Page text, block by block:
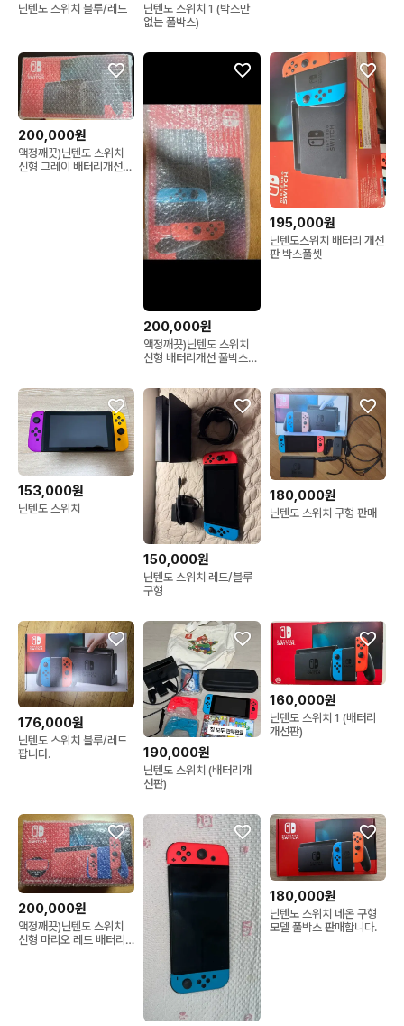
닌텐도 스위치 블루/레드
닌텐도 스위치 1 (박스만
없는 풀박스)
200,000원
액정깨끗)닌텐도 스위치
신형 그레이 배터리개선
200,000원
액정깨끗)닌텐도 스위치
신형 배터리개선 풀박스
195,000원
닌텐도스위치 배터리 개선
판 박스풀셋
153,000원
닌텐도 스위치
150,000원
닌텐도 스위치 레드/블루
구형
180,000원
닌텐도 스위치 구형 판매
176,000원
닌텐도 스위치 블루/레드
팝니다.
190,000원
닌텐도 스위치 (배터리개
선판)
160,000원
닌텐도 스위치 1 (배터리
개선판)
200,000원
액정깨끗)닌텐도 스위치
신형 마리오 레드 배터리
180,000원
닌텐도 스위치 네온 구형
모델 풀박스 판매합니다.